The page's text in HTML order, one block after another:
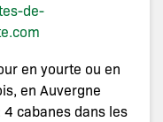
de-
en yourte ou en
en Auvergne
4 cabanes dans les